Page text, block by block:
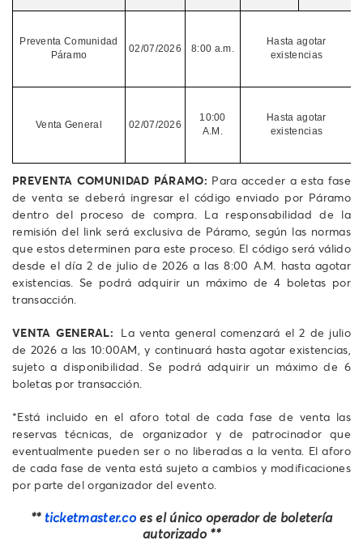
Preventa Comunidad
Páramo
02/07/2026 8:00 a.m.
Hasta agotar
existencias
Venta General 02/07/2026
10:00
A.M.
Hasta agotar
existencias
PREVENTA COMUNIDAD PÁRAMO: Para acceder a esta fase
de venta se deberá ingresar el código enviado por Páramo
dentro del proceso de compra. La responsabilidad de la
remisión del link será exclusiva de Páramo, según las normas
que estos determinen para este proceso. El código será válido
desde el día 2 de julio de 2026 a las 8:00 A.M. hasta agotar
existencias. Se podrá adquirir un máximo de 4 boletas por
transacción.
VENTA GENERAL: La venta general comenzará el 2 de julio
de 2026 a las 10:00AM, y continuará hasta agotar existencias,
sujeto a disponibilidad. Se podrá adquirir un máximo de 6
boletas por transacción.
*Está incluido en el aforo total de cada fase de venta las
reservas técnicas, de organizador y de patrocinador que
eventualmente pueden ser o no liberadas a la venta. El aforo
de cada fase de venta está sujeto a cambios y modificaciones
por parte del organizador del evento.
** ticketmaster.co es el único operador de boletería
autorizado **